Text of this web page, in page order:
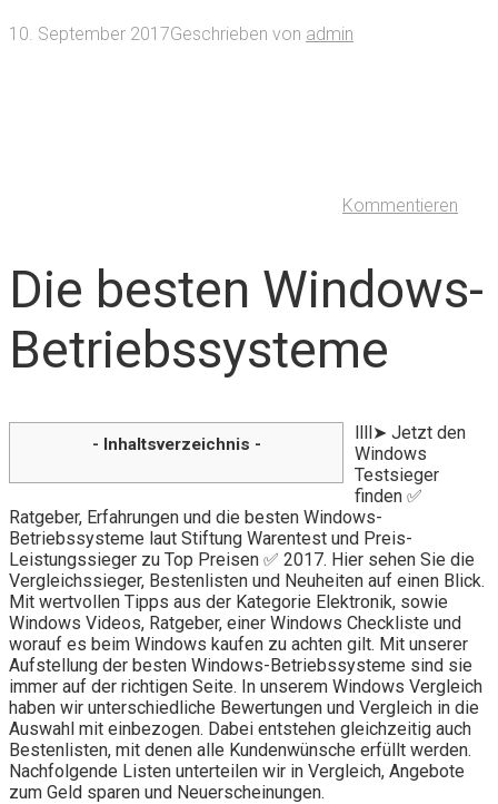
10. September 2017Geschrieben von admin
Kommentieren
Die besten Windows-
Betriebssysteme
- Inhaltsverzeichnis -
llll➤ Jetzt den
Windows
Testsieger
finden ✅
Ratgeber, Erfahrungen und die besten Windows-
Betriebssysteme laut Stiftung Warentest und Preis-
Leistungssieger zu Top Preisen ✅ 2017. Hier sehen Sie die
Vergleichssieger, Bestenlisten und Neuheiten auf einen Blick.
Mit wertvollen Tipps aus der Kategorie Elektronik, sowie
Windows Videos, Ratgeber, einer Windows Checkliste und
worauf es beim Windows kaufen zu achten gilt. Mit unserer
Aufstellung der besten Windows-Betriebssysteme sind sie
immer auf der richtigen Seite. In unserem Windows Vergleich
haben wir unterschiedliche Bewertungen und Vergleich in die
Auswahl mit einbezogen. Dabei entstehen gleichzeitig auch
Bestenlisten, mit denen alle Kundenwünsche erfüllt werden.
Nachfolgende Listen unterteilen wir in Vergleich, Angebote
zum Geld sparen und Neuerscheinungen.